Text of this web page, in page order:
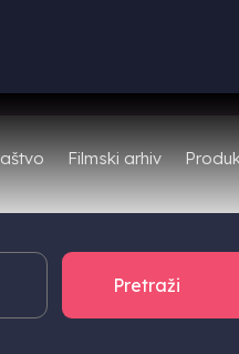
Filmski arhiv
Od 9. do 13.